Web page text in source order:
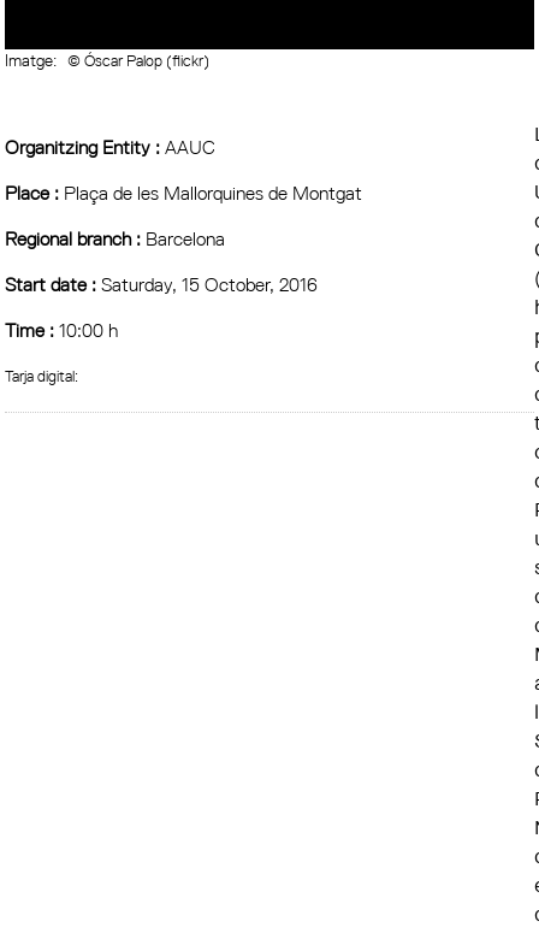
Imatge: © Óscar Palop (flickr)
Organitzing Entity :AAUC
Place : Plaça de les Mallorquines de Montgat
Regional branch : Barcelona
Start date :Saturday, 15 October, 2016
Time :10:00 h
Tarja digital: